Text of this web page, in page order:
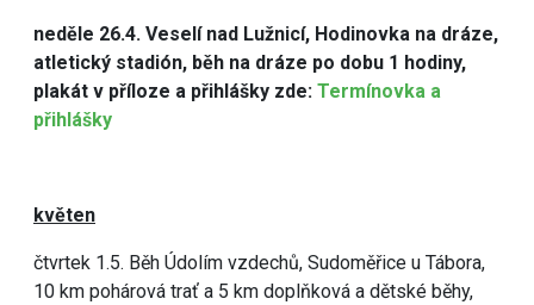
neděle 26.4. Veselí nad Lužnicí, Hodinovka na dráze,
atletický stadión, běh na dráze po dobu 1 hodiny,
plakát v příloze a přihlášky zde: Termínovka a
přihlášky
květen
čtvrtek 1.5. Běh Údolím vzdechů, Sudoměřice u Tábora,
10 km pohárová trať a 5 km doplňková a dětské běhy,